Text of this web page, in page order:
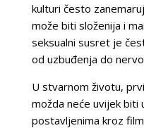
kulturi često
može biti složenija i
seksualni susret je
od uzbuđenja do
U stvarnom životu,
možda neće uvijek biti
postavljenima kroz